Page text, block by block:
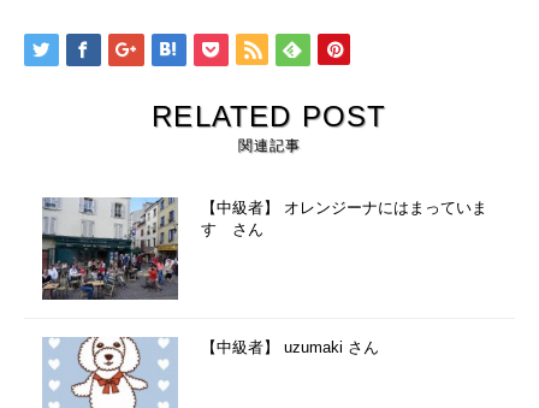
RELATED POST
関連記事
【中級者】 オレンジーナにはまっていま
す さん
【中級者】 uzumaki さん